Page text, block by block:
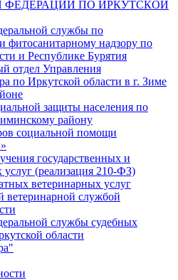
ФЕДЕРАЦИИ ПО ИРКУТСКОЙ
службы по
фитосанитарному надзору по
и Республике Бурятия
отдел Управления
по Иркутской области в г. Зиме
защиты населения по
району
социальной помощи
государственных и
(реализация 210-ФЗ)
ветеринарных услуг
ветеринарной службой
службы судебных
области